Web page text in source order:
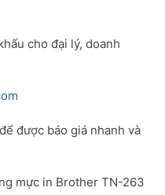
cho đại lý, doanh
được báo giá nhanh và
mực in Brother TN-263